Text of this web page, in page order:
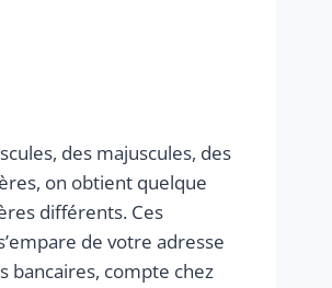
des majuscules, des
on obtient quelque
différents. Ces
de votre adresse
bancaires, compte chez